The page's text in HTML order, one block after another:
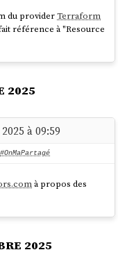
style quertk, pour
sans risque.
:
du providerTerraform
référence à "Resource
à 09:59
#OnMaPartagé
à propos des
2025